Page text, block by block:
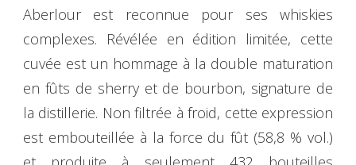
Aberlour est reconnue pour ses whiskies
complexes. Révélée en édition limitée, cette
cuvée est un hommage à la double maturation
en fûts de sherry et de bourbon, signature de
la distillerie. Non filtrée à froid, cette expression
est embouteillée à la force du fût (58,8 % vol.)